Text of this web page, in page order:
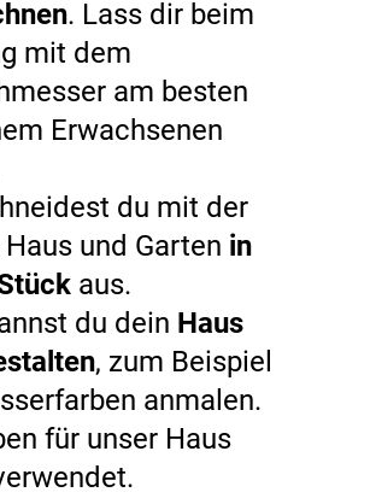
. Lass dir beim
mit dem
am besten
Erwachsenen
du mit der
und Garten in
aus.
du dein Haus
, zum Beispiel
anmalen.
für unser Haus